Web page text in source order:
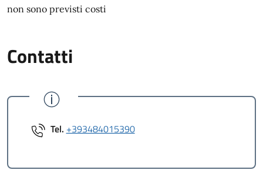
non sono previsti costi
Contatti
Tel. +393484015390